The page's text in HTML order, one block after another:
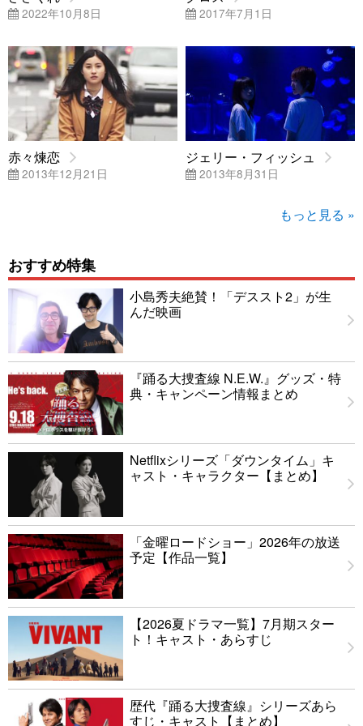
2022年10月8日 2017年7月1日
赤々煉恋
2013年12月21日
ジェリー・フィッシュ
2013年8月31日
もっと見る »
おすすめ特集
小島秀夫絶賛！「デススト2」が生
んだ映画
『踊る大捜査線 N.E.W.』グッズ・特
典・キャンペーン情報まとめ
Netflixシリーズ「ダウンタイム」キ
ャスト・キャラクター【まとめ】
「金曜ロードショー」2026年の放送
予定【作品一覧】
【2026夏ドラマ一覧】7月期スター
ト！キャスト・あらすじ
歴代『踊る大捜査線』シリーズあら
すじ・キャスト【まとめ】